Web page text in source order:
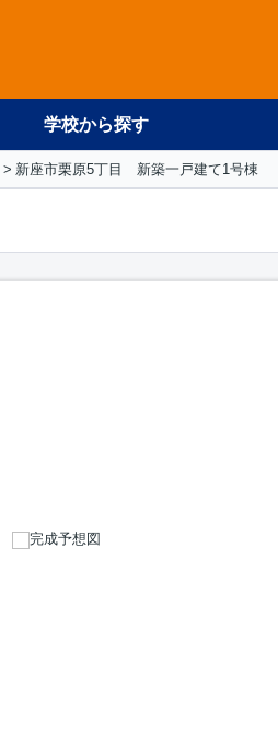
学校から探す
新座市栗原5丁目 新築一戸建て1号棟